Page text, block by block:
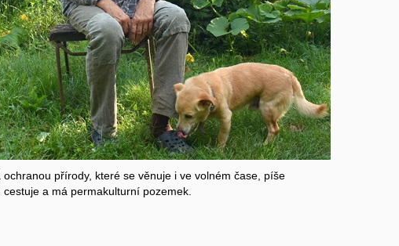
přírody, které se věnuje i ve volném čase, píše
a má permakulturní pozemek.